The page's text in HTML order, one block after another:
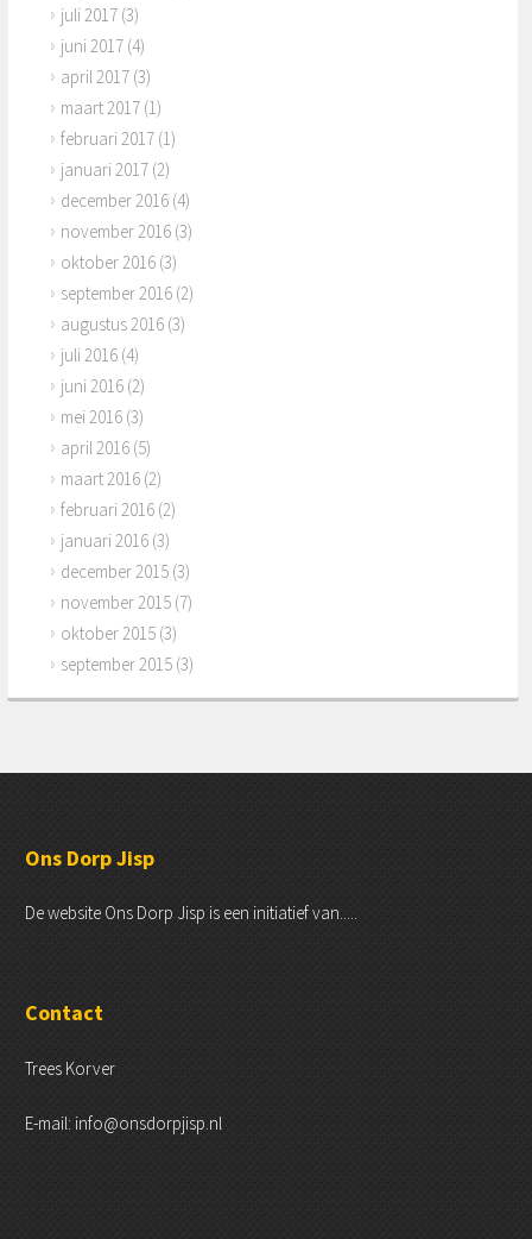
juli 2017 (3)
juni 2017 (4)
april 2017 (3)
maart 2017 (1)
februari 2017 (1)
januari 2017 (2)
december 2016 (4)
november 2016 (3)
oktober 2016 (3)
september 2016 (2)
augustus 2016 (3)
juli 2016 (4)
juni 2016 (2)
mei 2016 (3)
april 2016 (5)
maart 2016 (2)
februari 2016 (2)
januari 2016 (3)
december 2015 (3)
november 2015 (7)
oktober 2015 (3)
september 2015 (3)
Ons Dorp Jisp
De website Ons Dorp Jisp is een initiatief van.....
Contact
Trees Korver
E-mail: info@onsdorpjisp.nl